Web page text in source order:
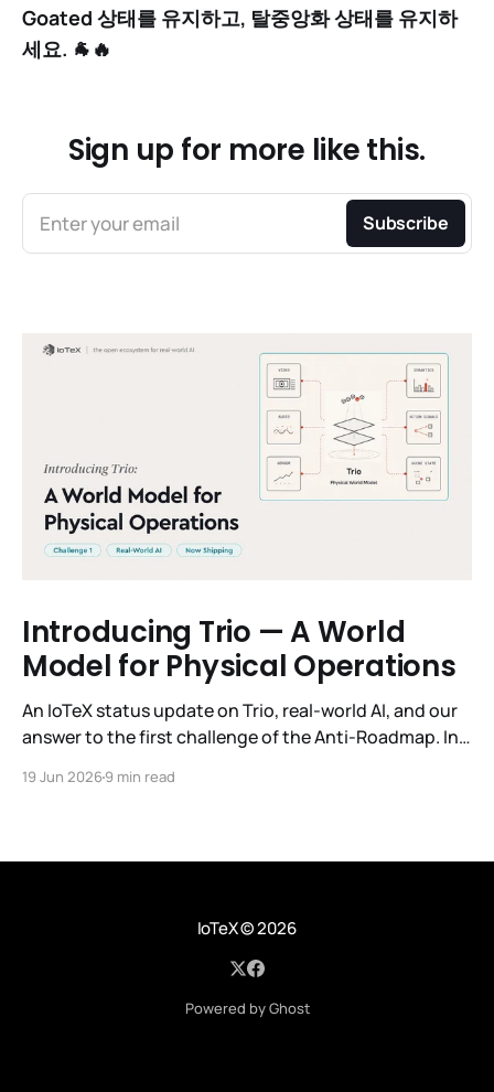
Goated 상태를 유지하고, 탈중앙화 상태를 유지하
세요. 🐐🔥
Sign up for more like this.
Enter your email Subscribe
Introducing Trio — A World
Model for Physical Operations
An IoTeX status update on Trio, real-world AI, and our
answer to the first challenge of the Anti-Roadmap. In
three challenges instead of a timeline. Challenge 1 was
19 Jun 20269 min read
IoTeX© 2026
Powered by Ghost